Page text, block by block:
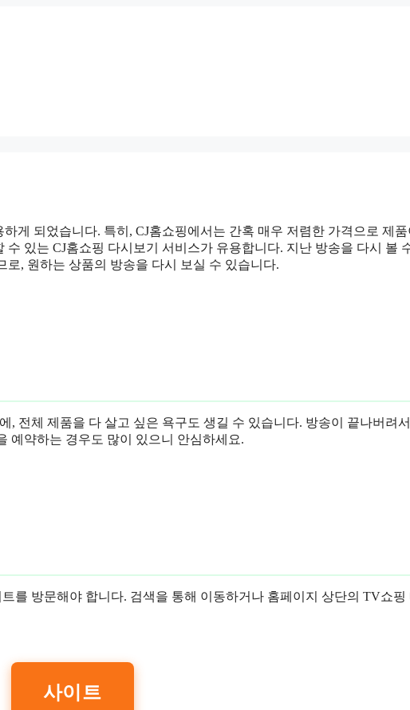
게 되었습니다. 특히, CJ홈쇼핑에서는 간혹 매우 저렴한 가격으로 제
있는 CJ홈쇼핑 다시보기 서비스가 유용합니다. 지난 방송을 다시 볼
, 원하는 상품의 방송을 다시 보실 수 있습니다.
, 전체 제품을 다 살고 싶은 욕구도 생길 수 있습니다. 방송이 끝나버려
예약하는 경우도 많이 있으니 안심하세요.
를 방문해야 합니다. 검색을 통해 이동하거나 홈페이지 상단의 TV쇼핑
사이트